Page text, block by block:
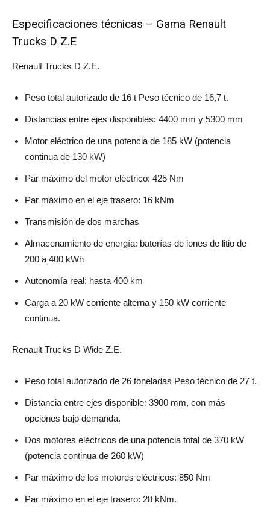
Especificaciones técnicas – Gama Renault
Trucks D Z.E
Renault Trucks D Z.E.
Peso total autorizado de 16 t Peso técnico de 16,7 t.
Distancias entre ejes disponibles: 4400 mm y 5300 mm
Motor eléctrico de una potencia de 185 kW (potencia
continua de 130 kW)
Par máximo del motor eléctrico: 425 Nm
Par máximo en el eje trasero: 16 kNm
Transmisión de dos marchas
Almacenamiento de energía: baterías de iones de litio de
200 a 400 kWh
Autonomía real: hasta 400 km
Carga a 20 kW corriente alterna y 150 kW corriente
continua.
Renault Trucks D Wide Z.E.
Peso total autorizado de 26 toneladas Peso técnico de 27 t.
Distancia entre ejes disponible: 3900 mm, con más
opciones bajo demanda.
Dos motores eléctricos de una potencia total de 370 kW
(potencia continua de 260 kW)
Par máximo de los motores eléctricos: 850 Nm
Par máximo en el eje trasero: 28 kNm.